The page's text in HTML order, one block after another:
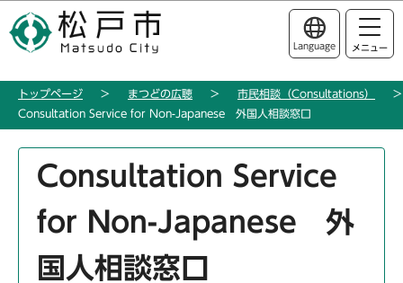
の
ー
このページの本文へ移動
Language メニュー
トップページ まつどの広聴
市民相談（Consultations）
Consultation Service for Non-Japanese 外国人相談窓口
Consultation Service
for Non-Japanese 外
国人相談窓口